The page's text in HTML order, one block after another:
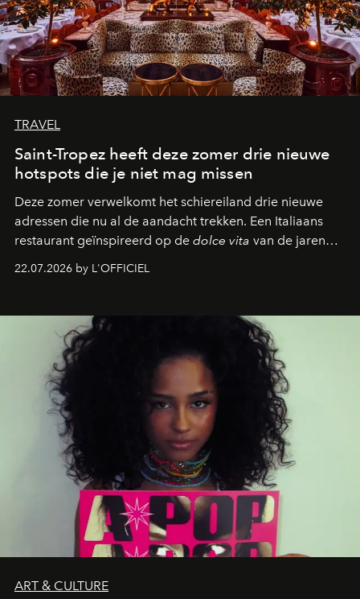
TRAVEL
Saint-Tropez heeft deze zomer drie nieuwe
hotspots die je niet mag missen
Deze zomer verwelkomt het schiereiland drie nieuwe
adressen die nu al de aandacht trekken. Een Italiaans
restaurant geïnspireerd op de dolce vita van de jaren
verandert in een bruisende ontmoetingsplek en de
neerstrijkt in Saint-Tropez. Dit zijn de nieuwe adressen
die deze zomer de toon zetten, van lange lunches tot
zwoele nachten.
22.07.2026 by L'OFFICIEL
ART & CULTURE